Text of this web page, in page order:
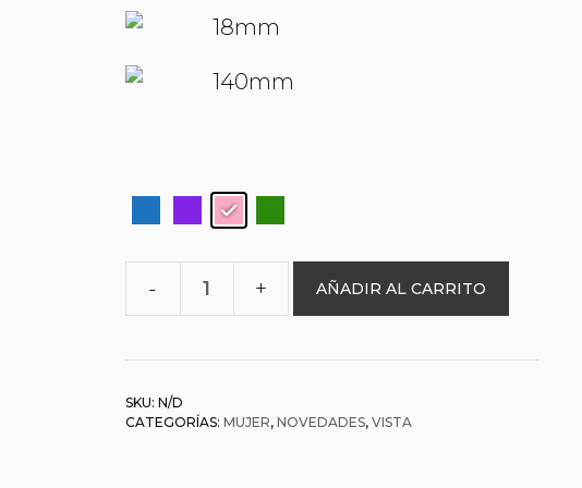
18mm
140mm
CARMEN
cantidad
AÑADIR AL CARRITO
SKU: N/D
CATEGORÍAS: MUJER, NOVEDADES, VISTA